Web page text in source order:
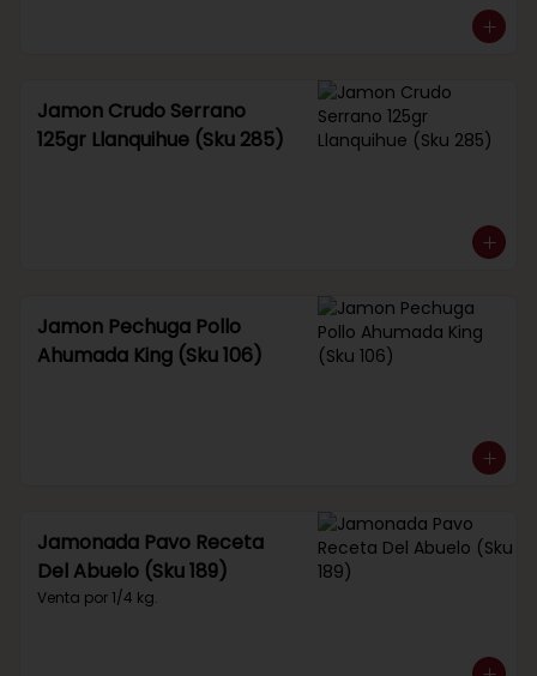
Jamon Crudo Serrano
125gr Llanquihue (Sku 285)
Jamon Pechuga Pollo
Ahumada King (Sku 106)
Jamonada Pavo Receta
Del Abuelo (Sku 189)
Venta por 1/4 kg.